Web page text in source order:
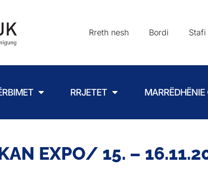
Rreth nesh Bordi Stafi
RRJETET MARRËDHËNIE
EXPO/ 15. –